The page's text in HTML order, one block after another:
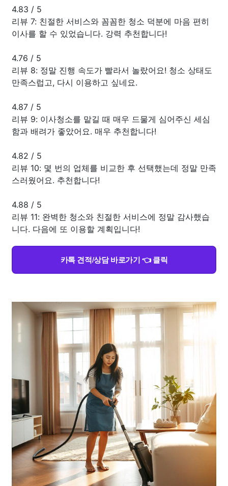
4.83 / 5
리뷰 7: 친절한 서비스와 꼼꼼한 청소 덕분에 마음 편히
이사를 할 수 있었습니다. 강력 추천합니다!
4.76 / 5
리뷰 8: 정말 진행 속도가 빨라서 놀랐어요! 청소 상태도
만족스럽고, 다시 이용하고 싶네요.
4.87 / 5
리뷰 9: 이사청소를 맡길 때 매우 드물게 심어주신 세심
함과 배려가 좋았어요. 매우 추천합니다!
4.82 / 5
리뷰 10: 몇 번의 업체를 비교한 후 선택했는데 정말 만족
스러웠어요. 추천합니다!
4.88 / 5
리뷰 11: 완벽한 청소와 친절한 서비스에 정말 감사했습
니다. 다음에 또 이용할 계획입니다!
카톡 견적/상담 바로가기 👈 클릭